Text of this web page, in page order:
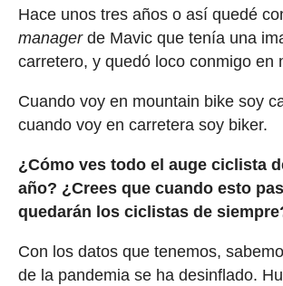
Hace unos tres años o así quedé
managerde Mavic que tenía una
carretero, y quedó loco conmigo en
Cuando voy en mountain bike soy
cuando voy en carretera soy biker.
¿Cómo ves todo el auge ciclista
año? ¿Crees que cuando esto
quedarán los ciclistas de
Con los datos que tenemos,
de la pandemia se ha desinflado.